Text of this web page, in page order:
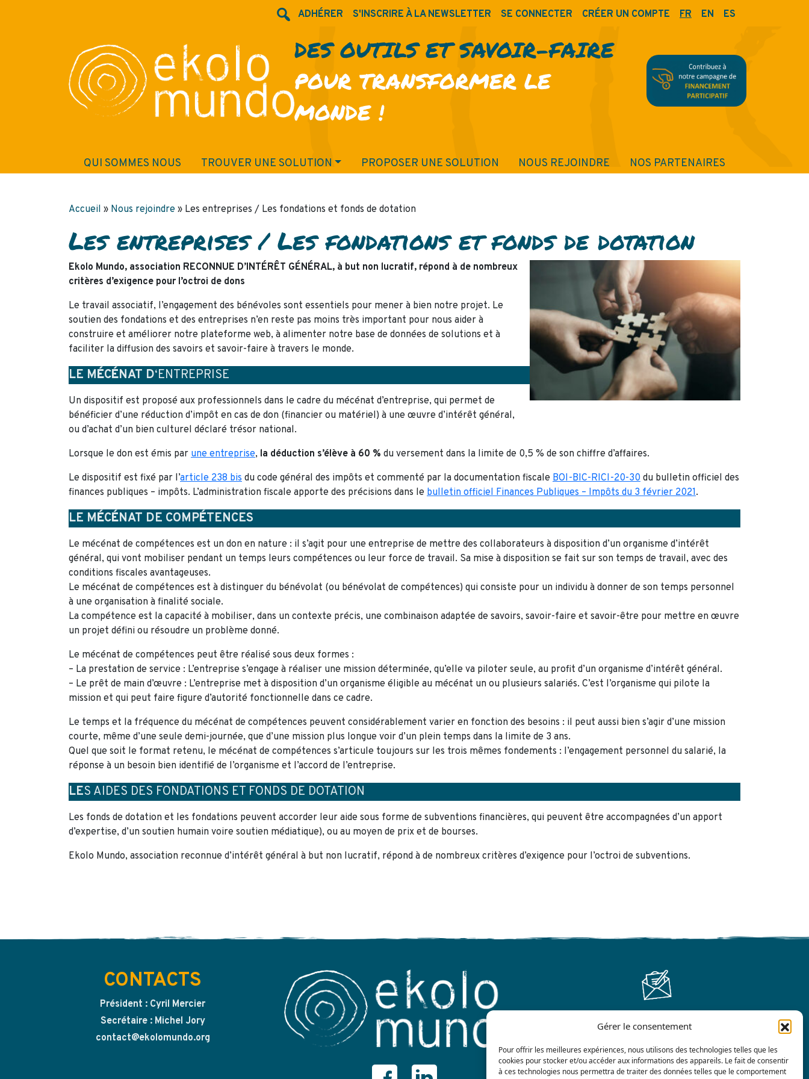
Gérer le consentement
Pour offrir les meilleures expériences, nous utilisons des technologies telles que les
cookies pour stocker et/ou accéder aux informations des appareils. Le fait de consentir
à ces technologies nous permettra de traiter des données telles que le comportement
ADHÉRER S'INSCRIRE À LA NEWSLETTER SE CONNECTER CRÉER UN COMPTE FR EN ES
DES OUTILS ET SAVOIR-FAIRE
POUR TRANSFORMER LE
MONDE !
QUI SOMMES NOUS TROUVER UNE SOLUTION PROPOSER UNE SOLUTION NOUS REJOINDRE NOS PARTENAIRES
Accueil » Nous rejoindre » Les entreprises / Les fondations et fonds de dotation
Les entreprises / Les fondations et fonds de dotation
Ekolo Mundo, association RECONNUE D’INTÉRÊT GÉNÉRAL, à but non lucratif, répond à de nombreux
critères d’exigence pour l’octroi de dons
Le travail associatif, l’engagement des bénévoles sont essentiels pour mener à bien notre projet. Le
soutien des fondations et des entreprises n’en reste pas moins très important pour nous aider à
construire et améliorer notre plateforme web, à alimenter notre base de données de solutions et à
faciliter la diffusion des savoirs et savoir-faire à travers le monde.
LE MÉCÉNAT D‘ENTREPRISE
Un dispositif est proposé aux professionnels dans le cadre du mécénat d’entreprise, qui permet de
bénéficier d’une réduction d’impôt en cas de don (financier ou matériel) à une œuvre d’intérêt général,
ou d’achat d’un bien culturel déclaré trésor national.
Lorsque le don est émis par une entreprise, la déduction s’élève à 60 % du versement dans la limite de 0,5 % de son chiffre d’affaires.
Le dispositif est fixé par l’article 238 bis du code général des impôts et commenté par la documentation fiscale BOI-BIC-RICI-20-30 du bulletin officiel des
finances publiques – impôts. L’administration fiscale apporte des précisions dans le bulletin officiel Finances Publiques – Impôts du 3 février 2021.
LE MÉCÉNAT DE COMPÉTENCES
Le mécénat de compétences est un don en nature : il s’agit pour une entreprise de mettre des collaborateurs à disposition d’un organisme d’intérêt
général, qui vont mobiliser pendant un temps leurs compétences ou leur force de travail. Sa mise à disposition se fait sur son temps de travail, avec des
conditions fiscales avantageuses.
Le mécénat de compétences est à distinguer du bénévolat (ou bénévolat de compétences) qui consiste pour un individu à donner de son temps personnel
à une organisation à finalité sociale.
La compétence est la capacité à mobiliser, dans un contexte précis, une combinaison adaptée de savoirs, savoir-faire et savoir-être pour mettre en œuvre
un projet défini ou résoudre un problème donné.
Le mécénat de compétences peut être réalisé sous deux formes :
– La prestation de service : L’entreprise s’engage à réaliser une mission déterminée, qu’elle va piloter seule, au profit d’un organisme d’intérêt général.
– Le prêt de main d’œuvre : L’entreprise met à disposition d’un organisme éligible au mécénat un ou plusieurs salariés. C’est l’organisme qui pilote la
mission et qui peut faire figure d’autorité fonctionnelle dans ce cadre.
Le temps et la fréquence du mécénat de compétences peuvent considérablement varier en fonction des besoins : il peut aussi bien s’agir d’une mission
courte, même d’une seule demi-journée, que d’une mission plus longue voir d’un plein temps dans la limite de 3 ans.
Quel que soit le format retenu, le mécénat de compétences s’articule toujours sur les trois mêmes fondements : l’engagement personnel du salarié, la
réponse à un besoin bien identifié de l’organisme et l’accord de l’entreprise.
LES AIDES DES FONDATIONS ET FONDS DE DOTATION
Les fonds de dotation et les fondations peuvent accorder leur aide sous forme de subventions financières, qui peuvent être accompagnées d’un apport
d’expertise, d’un soutien humain voire soutien médiatique), ou au moyen de prix et de bourses.
Ekolo Mundo, association reconnue d’intérêt général à but non lucratif, répond à de nombreux critères d’exigence pour l’octroi de subventions.
CONTACTS
Président : Cyril Mercier
Secrétaire : Michel Jory
contact@ekolomundo.org
Contactez-nous